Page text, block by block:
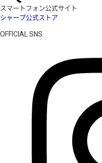
スマートフォン公式サイト
シャープ公式ストア
OFFICIAL SNS